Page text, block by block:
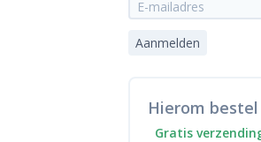
Aanmelden
Hierom
Gratis